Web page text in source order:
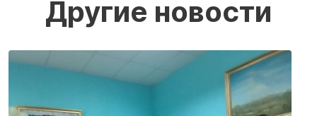
Другие новости